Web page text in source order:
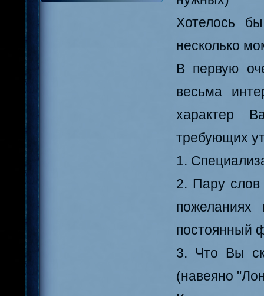
Хотелось
несколько
В первую
весьма
характер
требующих
1.
2. Пару слов
постоянный
3. Что Вы
(навеяно